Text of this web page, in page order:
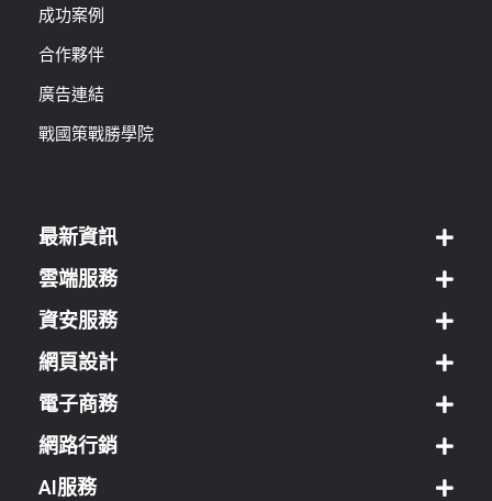
成功案例
合作夥伴
廣告連結
戰國策戰勝學院
最新資訊
雲端服務
資安服務
網頁設計
電子商務
網路行銷
AI服務